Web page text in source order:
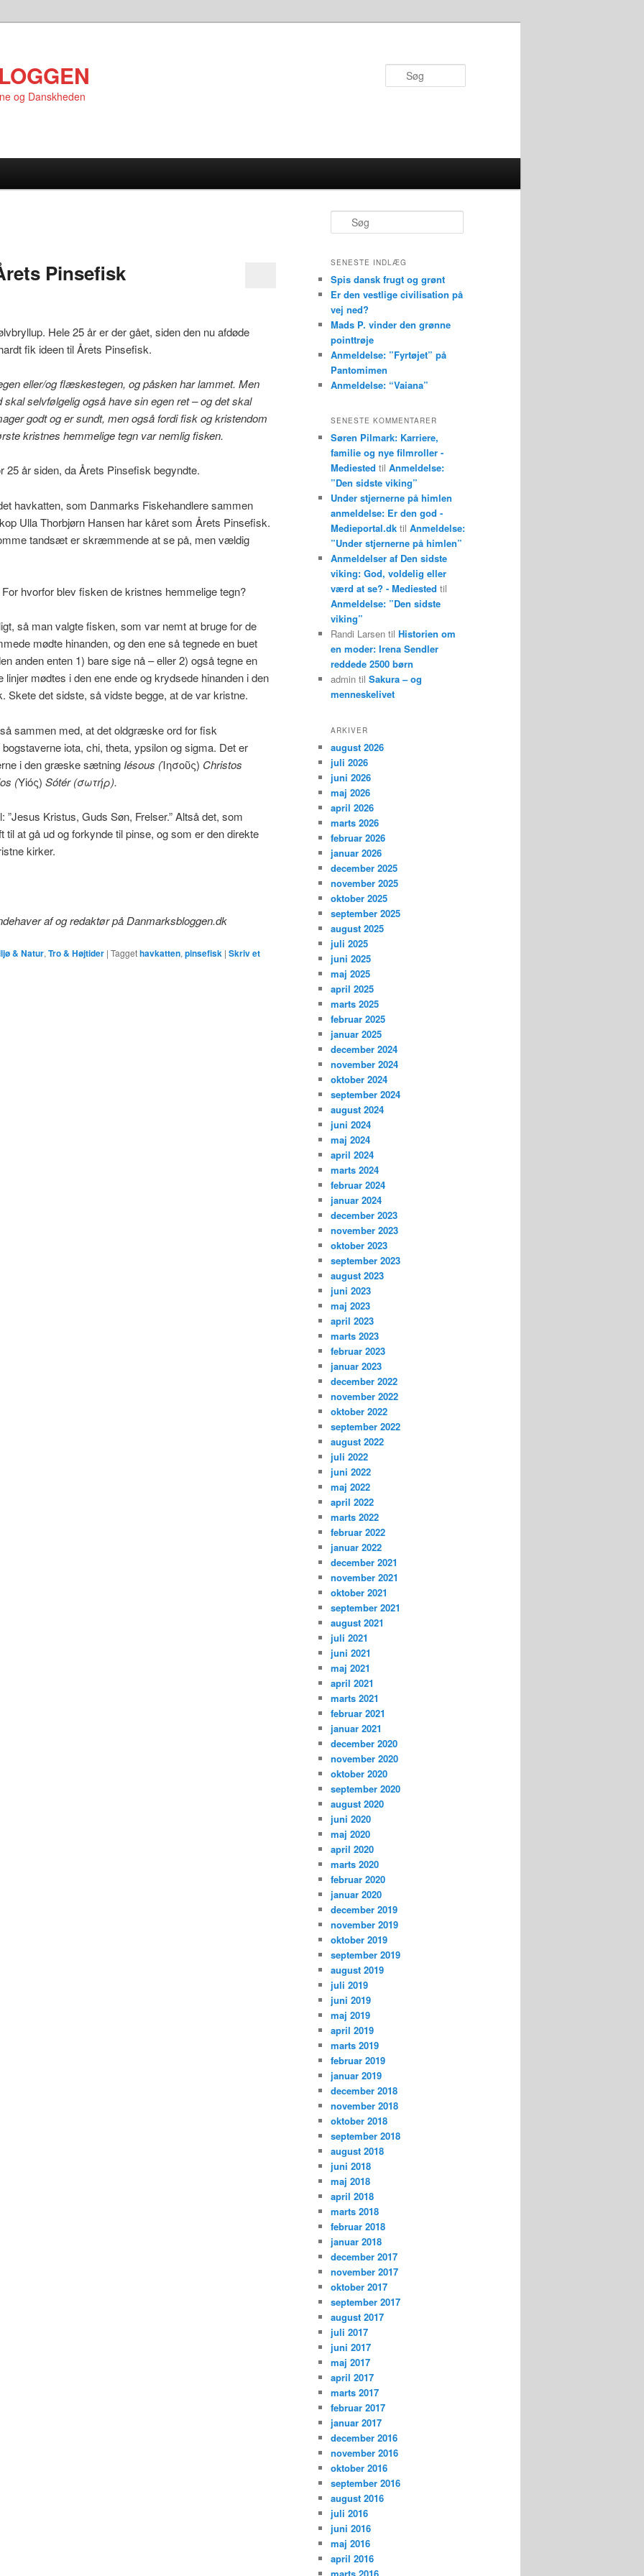
og Danskheden
Pinsefisk
Hele 25 år er der gået, siden den nu afdøde
fik ideen til Årets Pinsefisk.
eller/og flæskestegen, og påsken har lammet. Men
skal selvfølgelig også have sin egen ret – og det skal
godt og er sundt, men også fordi fisk og kristendom
kristnes hemmelige tegn var nemlig fisken.
25 år siden, da Årets Pinsefisk begyndte.
havkatten, som Danmarks Fiskehandlere sammen
Ulla Thorbjørn Hansen har kåret som Årets Pinsefisk.
tandsæt er skræmmende at se på, men vældig
hvorfor blev fisken de kristnes hemmelige tegn?
så man valgte fisken, som var nemt at bruge for de
mødte hinanden, og den ene så tegnede en buet
anden enten 1) bare sige nå – eller 2) også tegne en
linjer mødtes i den ene ende og krydsede hinanden i den
Skete det sidste, så vidste begge, at de var kristne.
sammen med, at det oldgræske ord for fisk
iota, chi, theta, ypsilon og sigma. Det er
i den græske sætning Iésous (Ἰησοῦς) Christos
(Υἱός) Sótér (σωτήρ).
Kristus, Guds Søn, Frelser.” Altså det, som
til at gå ud og forkynde til pinse, og som er den direkte
kirker.
af og redaktør på Danmarksbloggen.dk
& Natur, Tro & Højtider | Taggethavkatten, pinsefisk | Skriv et
ø
SENESTE INDLÆG
Spis dansk frugt og grønt
Er den vestlige civilisation på
vej ned?
Mads P. vinder den grønne
pointtrøje
Anmeldelse: ”Fyrtøjet” på
Pantomimen
Anmeldelse: “Vaiana”
SENESTE KOMMENTARER
Søren Pilmark: Karriere,
familie og nye filmroller -
Mediested til Anmeldelse:
”Den sidste viking”
Under stjernerne på himlen
anmeldelse: Er den god -
Medieportal.dk til Anmeldelse:
”Under stjernerne på himlen”
Anmeldelser af Den sidste
viking: God, voldelig eller
værd at se? - Mediested til
Anmeldelse: ”Den sidste
viking”
Randi Larsen til Historien om
en moder: Irena Sendler
reddede 2500 børn
admin til Sakura – og
menneskelivet
ARKIVER
august 2026
juli 2026
juni 2026
maj 2026
april 2026
marts 2026
februar 2026
januar 2026
december 2025
november 2025
oktober 2025
september 2025
august 2025
juli 2025
juni 2025
maj 2025
april 2025
marts 2025
februar 2025
januar 2025
december 2024
november 2024
oktober 2024
september 2024
august 2024
juni 2024
maj 2024
april 2024
marts 2024
februar 2024
januar 2024
december 2023
november 2023
oktober 2023
september 2023
august 2023
juni 2023
maj 2023
april 2023
marts 2023
februar 2023
januar 2023
december 2022
november 2022
oktober 2022
september 2022
august 2022
juli 2022
juni 2022
maj 2022
april 2022
marts 2022
februar 2022
januar 2022
december 2021
november 2021
oktober 2021
september 2021
august 2021
juli 2021
juni 2021
maj 2021
april 2021
marts 2021
februar 2021
januar 2021
december 2020
november 2020
oktober 2020
september 2020
august 2020
juni 2020
maj 2020
april 2020
marts 2020
februar 2020
januar 2020
december 2019
november 2019
oktober 2019
september 2019
august 2019
juli 2019
juni 2019
maj 2019
april 2019
marts 2019
februar 2019
januar 2019
december 2018
november 2018
oktober 2018
september 2018
august 2018
juni 2018
maj 2018
april 2018
marts 2018
februar 2018
januar 2018
december 2017
november 2017
oktober 2017
september 2017
august 2017
juli 2017
juni 2017
maj 2017
april 2017
marts 2017
februar 2017
januar 2017
december 2016
november 2016
oktober 2016
september 2016
august 2016
juli 2016
juni 2016
maj 2016
april 2016
marts 2016